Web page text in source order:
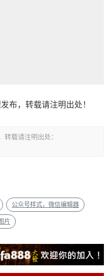
布，转载请注明出处！
载请注明出处：
公众号样式，微信编辑器
片